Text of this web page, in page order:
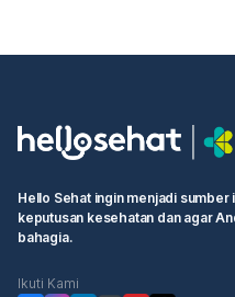
Hello Sehat ingin menjadi
keputusan kesehatan dan agar
bahagia.
Ikuti Kami